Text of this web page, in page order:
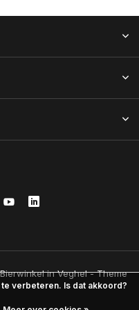
in Veghel - Theme
verbeteren. Is dat akkoord?